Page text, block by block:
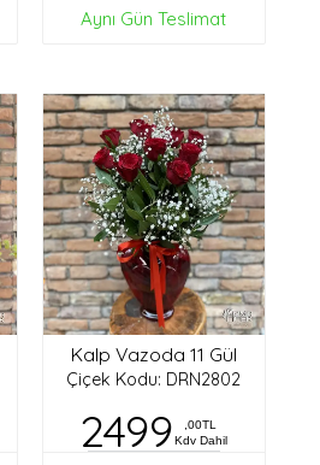
Aynı Gün Teslimat
Kalp Vazoda 11 Gül
Çiçek Kodu: DRN2802
2499
,00TL
Kdv Dahil